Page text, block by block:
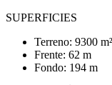
SUPERFICIES
Terreno: 9300 m²
Frente: 62 m
Fondo: 194 m